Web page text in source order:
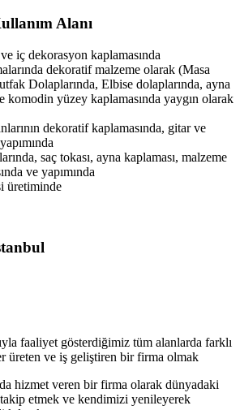
Alanı
iç dekorasyon kaplamasında
dekoratif malzeme olarak (Masa
Dolaplarında, Elbise dolaplarında, ayna
komodin yüzey kaplamasında yaygın olarak
dekoratif kaplamasında, gitar ve
saç tokası, ayna kaplaması, malzeme
ve yapımında
üretiminde
faaliyet gösterdiğimiz tüm alanlarda farklı
üreten ve iş geliştiren bir firma olmak
hizmet veren bir firma olarak dünyadaki
etmek ve kendimizi yenileyerek